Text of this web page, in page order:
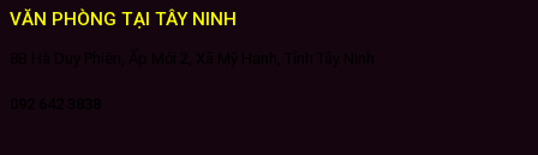
VĂN PHÒNG TẠI TÂY NINH